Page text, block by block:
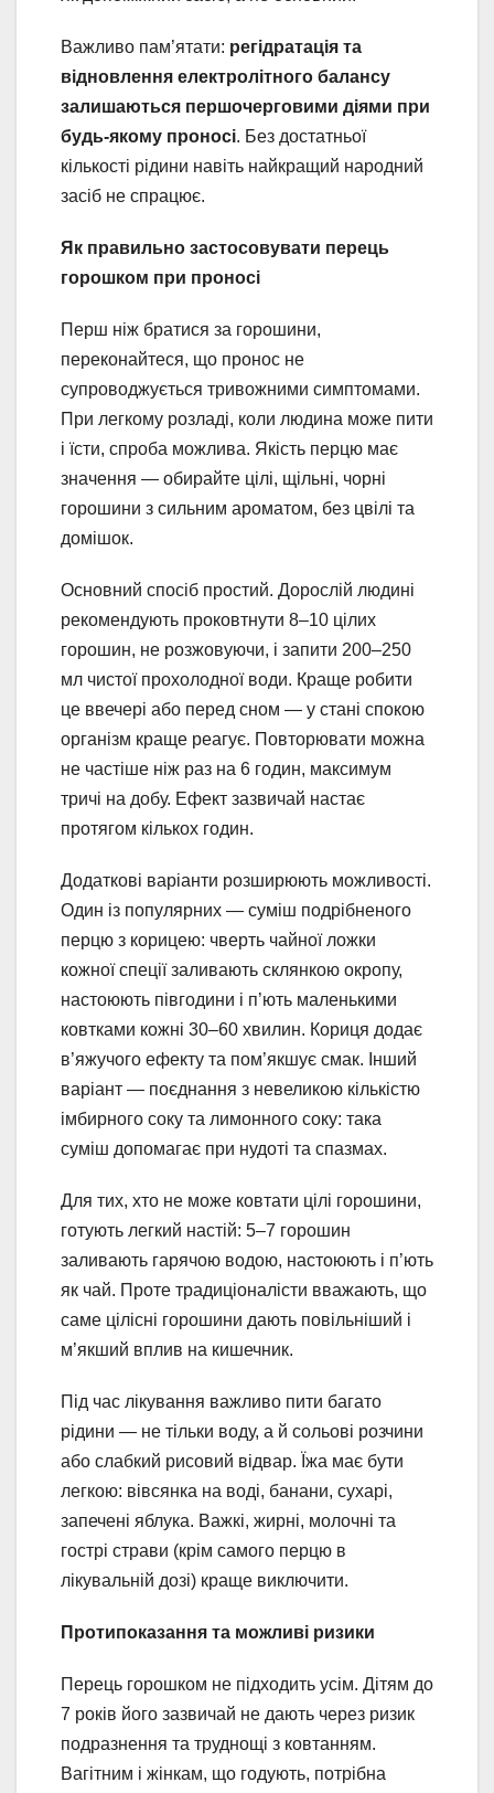
Важливо пам’ятати: регідратація та
відновлення електролітного балансу
залишаються першочерговими діями при
будь-якому проносі. Без достатньої
кількості рідини навіть найкращий народний
засіб не спрацює.
Як правильно застосовувати перець
горошком при проносі
Перш ніж братися за горошини,
переконайтеся, що пронос не
супроводжується тривожними симптомами.
При легкому розладі, коли людина може пити
і їсти, спроба можлива. Якість перцю має
значення — обирайте цілі, щільні, чорні
горошини з сильним ароматом, без цвілі та
домішок.
Основний спосіб простий. Дорослій людині
рекомендують проковтнути 8–10 цілих
горошин, не розжовуючи, і запити 200–250
мл чистої прохолодної води. Краще робити
це ввечері або перед сном — у стані спокою
організм краще реагує. Повторювати можна
не частіше ніж раз на 6 годин, максимум
тричі на добу. Ефект зазвичай настає
протягом кількох годин.
Додаткові варіанти розширюють можливості.
Один із популярних — суміш подрібненого
перцю з корицею: чверть чайної ложки
кожної спеції заливають склянкою окропу,
настоюють півгодини і п’ють маленькими
ковтками кожні 30–60 хвилин. Кориця додає
в’яжучого ефекту та пом’якшує смак. Інший
варіант — поєднання з невеликою кількістю
імбирного соку та лимонного соку: така
суміш допомагає при нудоті та спазмах.
Для тих, хто не може ковтати цілі горошини,
готують легкий настій: 5–7 горошин
заливають гарячою водою, настоюють і п’ють
як чай. Проте традиціоналісти вважають, що
саме цілісні горошини дають повільніший і
м’якший вплив на кишечник.
Під час лікування важливо пити багато
рідини — не тільки воду, а й сольові розчини
або слабкий рисовий відвар. Їжа має бути
легкою: вівсянка на воді, банани, сухарі,
запечені яблука. Важкі, жирні, молочні та
гострі страви (крім самого перцю в
лікувальній дозі) краще виключити.
Протипоказання та можливі ризики
Перець горошком не підходить усім. Дітям до
7 років його зазвичай не дають через ризик
подразнення та труднощі з ковтанням.
Вагітним і жінкам, що годують, потрібна